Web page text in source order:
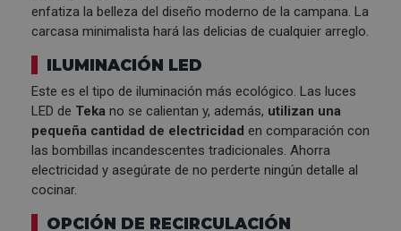
enfatiza la belleza del diseño moderno de la campana. La
carcasa minimalista hará las delicias de cualquier arreglo.
ILUMINACIÓN LED
Este es el tipo de iluminación más ecológico. Las luces
LED de Teka no se calientan y, además, utilizan una
pequeña cantidad de electricidad en comparación con
las bombillas incandescentes tradicionales. Ahorra
electricidad y asegúrate de no perderte ningún detalle al
cocinar.
OPCIÓN DE RECIRCULACIÓN